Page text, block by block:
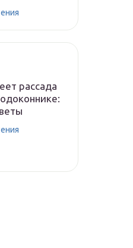
рассада